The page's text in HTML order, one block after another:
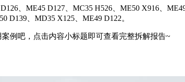
、ME45 D127、MC35 H526、ME50 X916、
D139、MD35 X125、ME49 D122。
例吧，点击内容小标题即可查看完整拆解报告~